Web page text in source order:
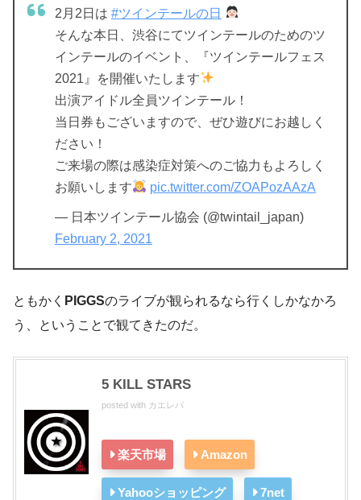
2月2日は #ツインテールの日
そんな本日、渋谷にてツインテールのためのツ
インテールのイベント、『ツインテールフェス
2021』を開催いたします
出演アイドル全員ツインテール！
当日券もございますので、ぜひ遊びにお越しく
ださい！
ご来場の際は感染症対策へのご協力もよろしく
お願いします
pic.twitter.com/ZOAPozAAzA
— 日本ツインテール協会 (@twintail_japan)
February 2, 2021
ともかく PIGGSのライブが観られるなら行くしかなかろ
う、ということで観てきたのだ。
5 KILL STARS
posted with カエレバ
楽天市場 Amazon
Yahooショッピング 7net